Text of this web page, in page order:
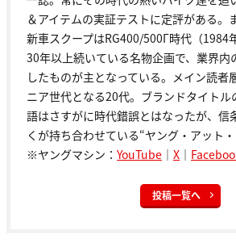
＆アイテムの実証テストに定評がある。
新車スクープはRG400/500Γ時代（1984
30年以上続いている名物企画で、業界内
したものが主となっている。メイン読者
ニア世代となる20代。ブランドタイトル
語はさすがに時代錯誤とはなったが、信
くが持ち合わせている“ヤング・アット・
※ヤングマシン： YouTube ｜ X ｜
投稿一覧へ